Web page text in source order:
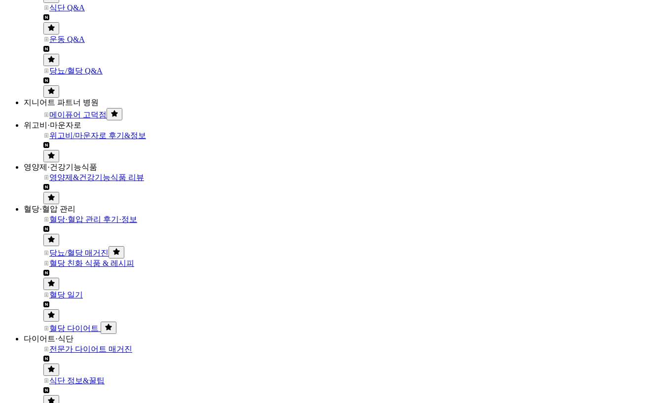
식단 Q&A
운동 Q&A
당뇨/혈당 Q&A
지니어트 파트너 병원
메이퓨어 고덕점
위고비·마운자로
위고비/마운자로 후기&정보
영양제·건강기능식품
영양제&건강기능식품 리뷰
혈당·혈압 관리
혈당·혈압 관리 후기·정보
당뇨/혈당 매거진
혈당 친화 식품 & 레시피
혈당 일기
혈당 다이어트
다이어트·식단
전문가 다이어트 매거진
식단 정보&꿀팁